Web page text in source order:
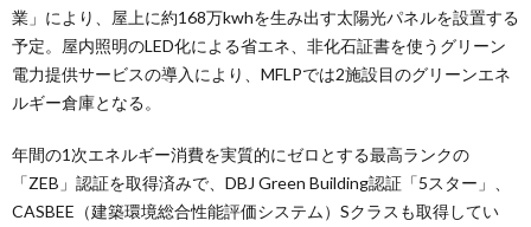
業」により、屋上に約168万kwhを生み出す太陽光パネルを設置する
予定。屋内照明のLED化による省エネ、非化石証書を使うグリーン
電力提供サービスの導入により、MFLPでは2施設目のグリーンエネ
ルギー倉庫となる。
年間の1次エネルギー消費を実質的にゼロとする最高ランクの
「ZEB」認証を取得済みで、DBJ Green Building認証「5スター」、
CASBEE（建築環境総合性能評価システム）Sクラスも取得してい